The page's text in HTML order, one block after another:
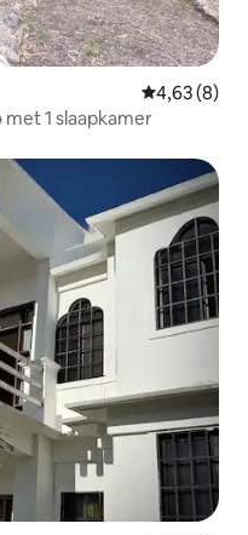
Gemiddelde
4,63 (8)
1 slaapkamer